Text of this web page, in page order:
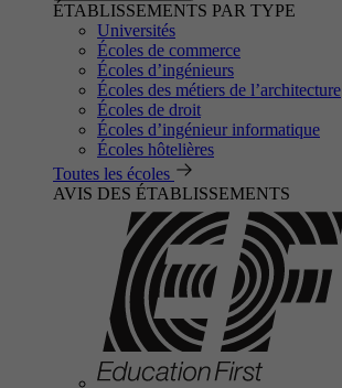
ÉTABLISSEMENTS PAR TYPE
Universités
Écoles de commerce
Écoles d’ingénieurs
Écoles des métiers de l’architecture
Écoles de droit
Écoles d’ingénieur informatique
Écoles hôtelières
Toutes les écoles
AVIS DES ÉTABLISSEMENTS